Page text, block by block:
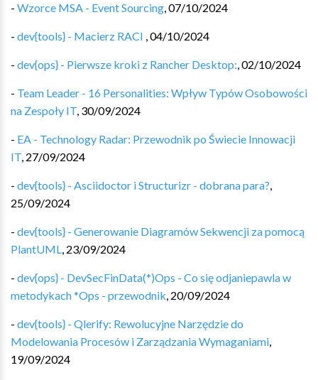
- Wzorce MSA - Event Sourcing,07/10/2024
- dev{tools} - Macierz RACI ,04/10/2024
- dev{ops} - Pierwsze kroki z Rancher Desktop:,02/10/2024
- Team Leader - 16 Personalities: Wpływ Typów Osobowości
na Zespoły IT, 30/09/2024
- EA - Technology Radar: Przewodnik po Świecie Innowacji
IT, 27/09/2024
- dev{tools} - Asciidoctor i Structurizr - dobrana para?,
25/09/2024
- dev{tools} - Generowanie Diagramów Sekwencji za pomocą
PlantUML, 23/09/2024
- dev{ops} - DevSecFinData(*)Ops - Co się odjaniepawla w
metodykach *Ops - przewodnik, 20/09/2024
- dev{tools} - Qlerify: Rewolucyjne Narzędzie do
Modelowania Procesów i Zarządzania Wymaganiami,
19/09/2024